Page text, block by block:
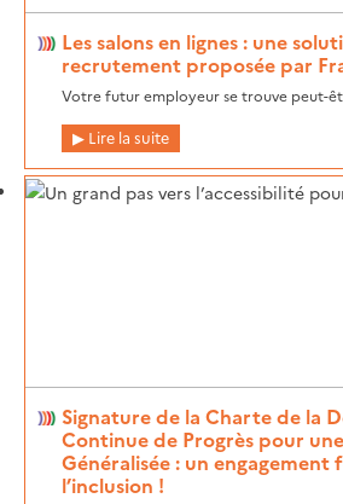
Les salons en lignes : une
recrutement proposée par
Votre futur employeur se trouve peut-
Lire la suite
Signature de la Charte de la
Continue de Progrès pour
Généralisée : un
l’inclusion !